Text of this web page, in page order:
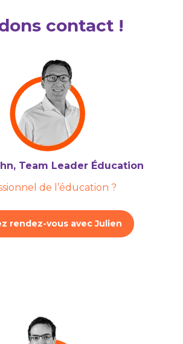
contact !
Team Leader Éducation
de l’éducation ?
rendez-vous avec Julien